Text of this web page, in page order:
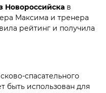
Новороссийска в
Максима и тренера
рейтинг и получила
спасательного
быть использован для